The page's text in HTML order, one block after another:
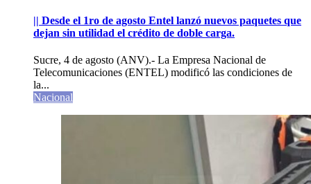
|| Desde el 1ro de agosto Entel lanzó nuevos paquetes que
dejan sin utilidad el crédito de doble carga.
Sucre, 4 de agosto (ANV).- La Empresa Nacional de
Telecomunicaciones (ENTEL) modificó las condiciones de
la...
Nacional